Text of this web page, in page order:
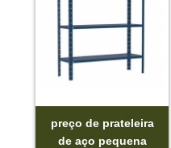
preço de prateleira
de aço pequena